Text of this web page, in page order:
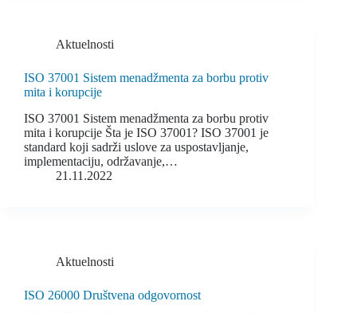
Aktuelnosti
ISO 37001 Sistem menadžmenta za borbu protiv
mita i korupcije
ISO 37001 Sistem menadžmenta za borbu protiv
mita i korupcije Šta je ISO 37001? ISO 37001 je
standard koji sadrži uslove za uspostavljanje,
implementaciju, održavanje,…
21.11.2022
Aktuelnosti
ISO 26000 Društvena odgovornost